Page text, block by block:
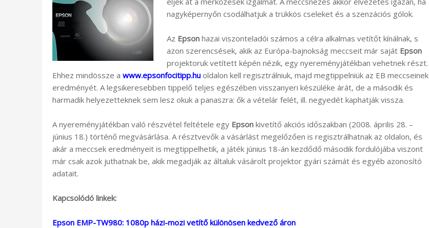
nagyképernyőn csodálhatjuk a trükkös cseleket és a szenzációs gólok.
Az Epsonhazai viszonteladói számos a célra alkalmas vetítőt kínálnak, s
azon szerencsések, akik az Európa-bajnokság meccseit már saját Epson
projektoruk vetített képén nézik, egy nyereményjátékban vehetnek részt.
Ehhez mindössze a www.epsonfocitipp.hu oldalon kell regisztrálniuk, majd megtippelniük az EB meccseinek
eredményét. A legsikeresebben tippelő teljes egészében visszanyeri készüléke árát, de a második és
harmadik helyezetteknek sem lesz okuk a panaszra: ők a vételár felét, ill. negyedét kaphatják vissza.
A nyereményjátékban való részvétel feltétele egy Epson kivetítő akciós időszakban (2008. április 28. –
június 18.) történő megvásárlása. A résztvevők a vásárlást megelőzően is regisztrálhatnak az oldalon, és
akár a meccsek eredményeit is megtippelhetik, a játék június 18-án kezdődő második fordulójába viszont
már csak azok juthatnak be, akik megadják az általuk vásárolt projektor gyári számát és egyéb azonosító
adatait.
Kapcsolódó linkek:
Epson EMP-TW980: 1080p házi-mozi vetítő különösen kedvező áron